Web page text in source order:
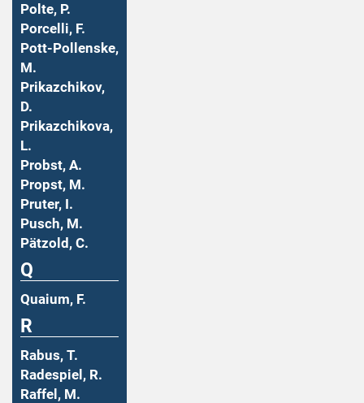
Polte, P.
Porcelli, F.
Pott-Pollenske,
M.
Prikazchikov,
D.
Prikazchikova,
L.
Probst, A.
Propst, M.
Pruter, I.
Pusch, M.
Pätzold, C.
Q
Quaium, F.
R
Rabus, T.
Radespiel, R.
Raffel, M.